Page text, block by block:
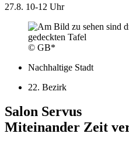
27.8. 10-12 Uhr
© GB*
Nachhaltige Stadt
22. Bezirk
Salon Servus
Miteinander Zeit